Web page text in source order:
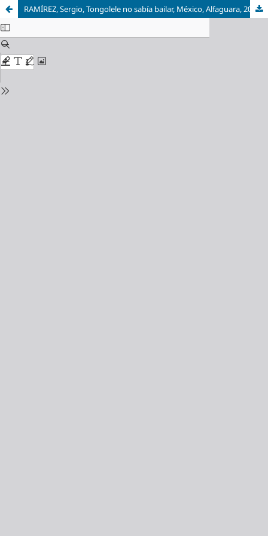
RAMÍREZ, Sergio, Tongolele no sabía bailar, México, Alfaguara, 2021, (Narrativa Hispánica, premio Cervantes), 344 pp.